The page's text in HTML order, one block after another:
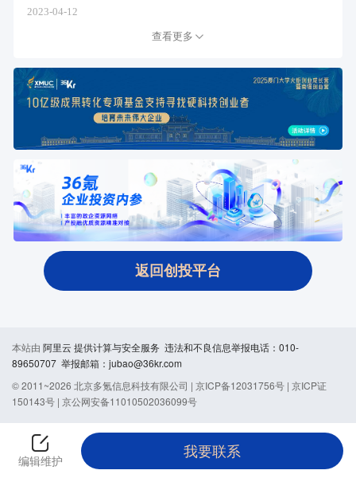
2023-04-12
查看更多
返回创投平台
编辑维护
我要联系
本站由 阿里云 提供计算与安全服务 违法和不良信息举报电话：010-
89650707 举报邮箱：jubao@36kr.com
© 2011~2026 北京多氪信息科技有限公司 | 京ICP备12031756号 | 京ICP证
150143号 | 京公网安备11010502036099号